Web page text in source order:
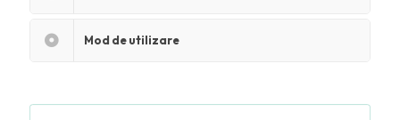
Mod de utilizare